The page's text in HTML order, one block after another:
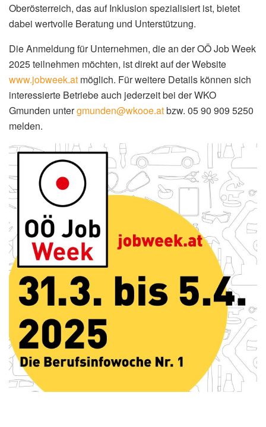
Oberösterreich, das auf Inklusion spezialisiert ist, bietet
dabei wertvolle Beratung und Unterstützung.
Die Anmeldung für Unternehmen, die an der OÖ Job Week
2025 teilnehmen möchten, ist direkt auf der Website
www.jobweek.at möglich. Für weitere Details können sich
interessierte Betriebe auch jederzeit bei der WKO
Gmunden untergmunden@wkooe.atbzw. 05 90 909 5250
melden.